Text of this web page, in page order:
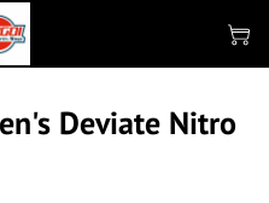
Deviate Nitro